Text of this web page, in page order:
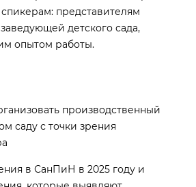
представителям
детского сада,
опытом работы.
производственный
саду с точки зрения
в СанПиН в 2025 году и